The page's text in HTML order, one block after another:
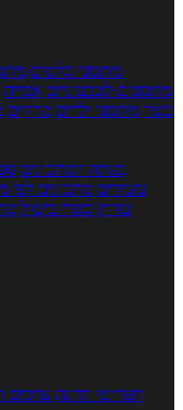
מתכוני סלטים
מתכונים לטבעוניים אפייה
בשר מתכוני ילדים מרקים
מנתח המתכונים
עשירים מתכונים לפי
עדות ספרי בישול
תפריטי תזונה ערכים